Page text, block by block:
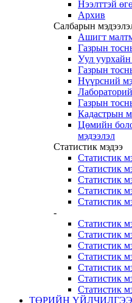
Нээлттэй
Архив
Салбарын
Ашигт
Газрын
Уул уурхайн
Газрын
Нүүрсний
Газрын
Кадастрын
Цөмийн
мэдээлэл
Статистик мэдээ
Статистик
Статистик
Статистик
Статистик
Статистик
-
Статистик
Статистик
Статистик
Статистик
Статистик
Статистик
Статистик
ТӨРИЙН ҮЙЛЧИЛГЭЭ